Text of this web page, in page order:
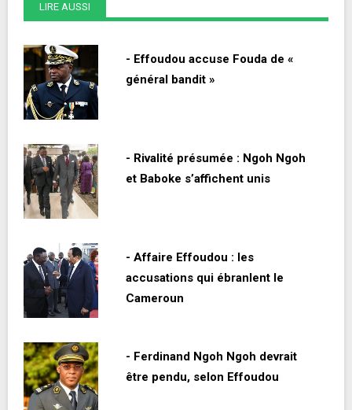
LIRE AUSSI
- Effoudou accuse Fouda de «
général bandit »
- Rivalité présumée : Ngoh Ngoh
et Baboke s’affichent unis
- Affaire Effoudou : les
accusations qui ébranlent le
Cameroun
- Ferdinand Ngoh Ngoh devrait
être pendu, selon Effoudou